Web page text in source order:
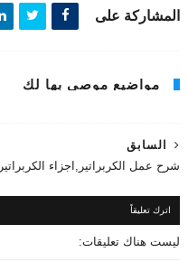
المشاركة على
مواضيع موصى بها لك
السابق
شرح عمل الكربراتير,اجزاء الكربراتير
اترك تعليقاً
ليست هناك تعليقات: